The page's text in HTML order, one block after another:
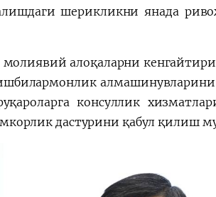
шерикликни янада
алоқаларни
консуллик
дастурини қабул қилиш